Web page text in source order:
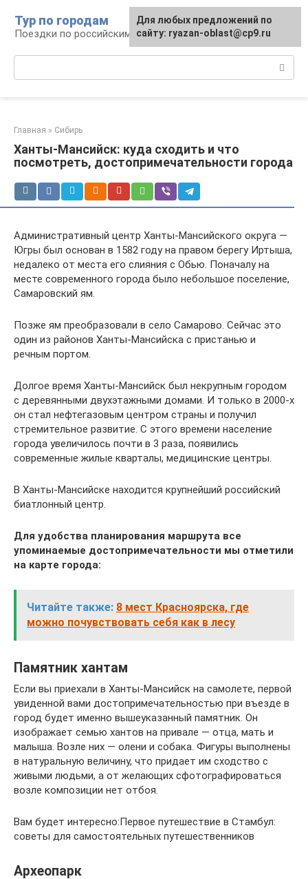
контенту
Тур по городам
Поездки по российским городам
Главная » Сибирь
Ханты-Мансийск: куда сходить и что
посмотреть, достопримечательности города
Административный центр Ханты-Мансийского округа —
Югры был основан в 1582 году на правом берегу Иртыша,
недалеко от места его слияния с Обью. Поначалу на
месте современного города было небольшое поселение,
Самаровский ям.
Позже ям преобразовали в село Самарово. Сейчас это
один из районов Ханты-Мансийска с пристанью и
речным портом.
Долгое время Ханты-Мансийск был некрупным городом
с деревянными двухэтажными домами. И только в 2000-х
он стал нефтегазовым центром страны и получил
стремительное развитие. С этого времени население
города увеличилось почти в 3 раза, появились
современные жилые кварталы, медицинские центры.
В Ханты-Мансийске находится крупнейший российский
биатлонный центр.
Для удобства планирования маршрута все
упоминаемые достопримечательности мы отметили
на карте города:
Читайте также: 8 мест Красноярска, где
можно почувствовать себя как в лесу
Памятник хантам
Если вы приехали в Ханты-Мансийск на самолете, первой
увиденной вами достопримечательностью при въезде в
город будет именно вышеуказанный памятник. Он
изображает семью хантов на привале — отца, мать и
малыша. Возле них — олени и собака. Фигуры выполнены
в натуральную величину, что придает им сходство с
живыми людьми, а от желающих сфотографироваться
возле композиции нет отбоя.
Вам будет интересно:Первое путешествие в Стамбул:
советы для самостоятельных путешественников
Археопарк
Для любых предложений по
сайту: ryazan-oblast@cp9.ru